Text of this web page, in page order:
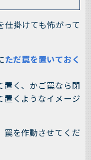
仕掛けても怖がって
ただ罠を置いておく
置く、かご罠なら閉
置くようなイメージ
罠を作動させてくだ